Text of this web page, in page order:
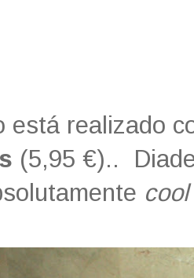
está realizado
(5,95 €)..
cool